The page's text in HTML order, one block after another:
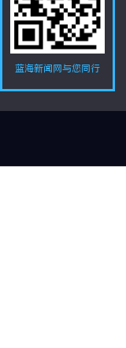
蓝海新闻网与您同行